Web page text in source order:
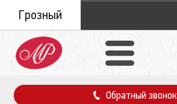
Грозный
Обратный звонок